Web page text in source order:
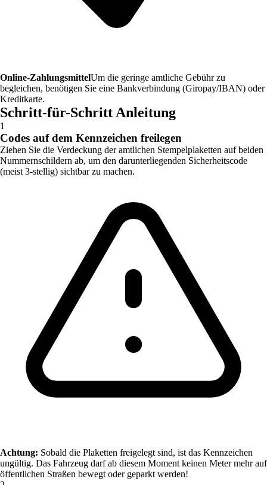
Online-ZahlungsmittelUm die geringe amtliche Gebühr zu
begleichen, benötigen Sie eine Bankverbindung (Giropay/IBAN) oder
Kreditkarte.
Schritt-für-Schritt Anleitung
1
Codes auf dem Kennzeichen freilegen
Ziehen Sie die Verdeckung der amtlichen Stempelplaketten auf beiden
Nummernschildern ab, um den darunterliegenden Sicherheitscode
(meist 3-stellig) sichtbar zu machen.
Achtung: Sobald die Plaketten freigelegt sind, ist das Kennzeichen
ungültig. Das Fahrzeug darf ab diesem Moment keinen Meter mehr auf
öffentlichen Straßen bewegt oder geparkt werden!